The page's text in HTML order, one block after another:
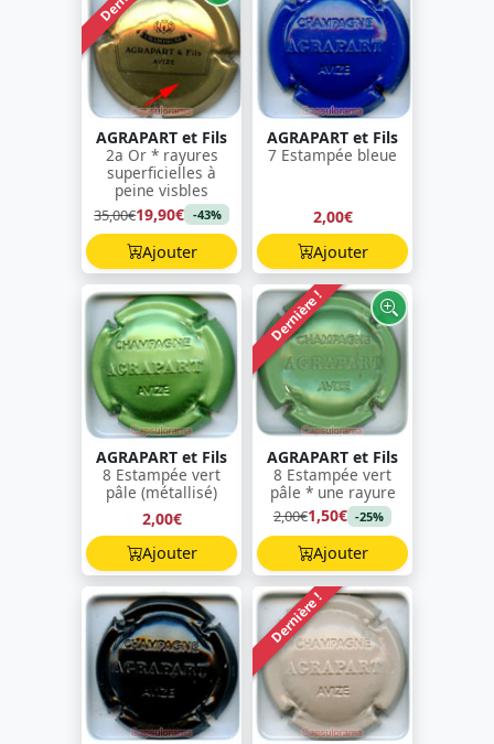
AGRAPART et Fils
2a Or * rayures
superficielles à
peine visbles
35,00€19,90€ -43%
Ajouter
AGRAPART et Fils
7 Estampée bleue
2,00€
Ajouter
AGRAPART et Fils
8 Estampée vert
pâle (métallisé)
2,00€
Ajouter
Dernière !
AGRAPART et Fils
8 Estampée vert
pâle * une rayure
2,00€1,50€ -25%
Ajouter
Dernière !